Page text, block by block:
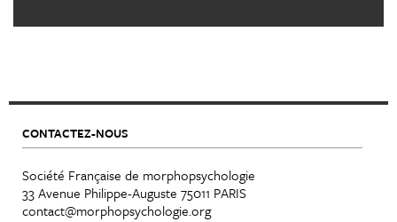
CONTACTEZ-NOUS
Société Française de morphopsychologie
33 Avenue Philippe-Auguste 75011 PARIS
contact@morphopsychologie.org